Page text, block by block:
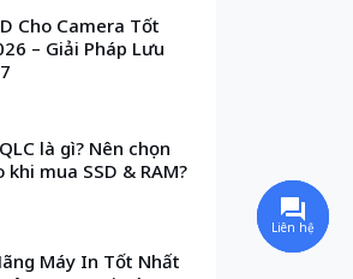
Cho Camera Tốt
– Giải Pháp Lưu
là gì? Nên chọn
khi mua SSD & RAM?
Máy In Tốt Nhất
Liên hệ